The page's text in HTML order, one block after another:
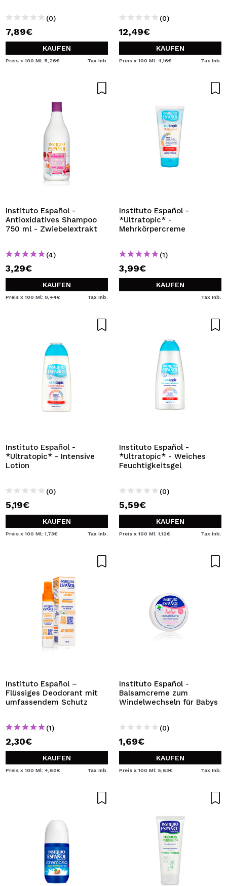
(0)
7,89€
KAUFEN
Preis x 100 Ml: 5,26€ Tax Inb.
(0)
12,49€
KAUFEN
Preis x 100 Ml: 4,16€ Tax Inb.
Instituto Español -
Antioxidatives Shampoo
750 ml - Zwiebelextrakt
(4)
3,29€
KAUFEN
Preis x 100 Ml: 0,44€ Tax Inb.
Instituto Español -
*Ultratopic* -
Mehrkörpercreme
(1)
3,99€
KAUFEN
Tax Inb.
Instituto Español -
*Ultratopic* - Intensive
Lotion
(0)
5,19€
KAUFEN
Preis x 100 Ml: 1,73€ Tax Inb.
Instituto Español -
*Ultratopic* - Weiches
Feuchtigkeitsgel
(0)
5,59€
KAUFEN
Preis x 100 Ml: 1,12€ Tax Inb.
Instituto Español –
Flüssiges Deodorant mit
umfassendem Schutz
(1)
2,30€
KAUFEN
Preis x 100 Ml: 4,60€ Tax Inb.
Instituto Español -
Balsamcreme zum
Windelwechseln für Babys
(0)
1,69€
KAUFEN
Preis x 100 Ml: 5,63€ Tax Inb.